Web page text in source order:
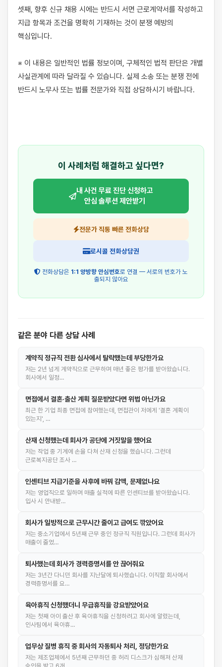
셋째, 향후 신규 채용 시에는 반드시 서면 근로계약서를 작성하고
지급 항목과 조건을 명확히 기재하는 것이 분쟁 예방의
핵심입니다.
※ 이 내용은 일반적인 법률 정보이며, 구체적인 법적 판단은 개별
사실관계에 따라 달라질 수 있습니다. 실제 소송 또는 분쟁 전에
반드시 노무사 또는 법률 전문가와 직접 상담하시기 바랍니다.
이 사례처럼 해결하고 싶다면?
내 사건 무료 진단 신청하고
안심 솔루션 제안받기
전문가 직통 빠른 전화상담
로시콜 전화상담권
전화상담은 1:1 양방향 안심번호로 연결 — 서로의 번호가 노
출되지 않아요
같은 분야 다른 상담 사례
계약직 정규직 전환 심사에서 탈락했는데 부당한가요
저는 2년 넘게 계약직으로 근무하며 매년 좋은 평가를 받아왔습니다.
회사에서 일정…
면접에서 결혼·출산 계획 질문받았다면 위법 아닌가요
최근 한 기업 최종 면접에 참여했는데, 면접관이 저에게 '결혼 계획이
있는지', …
산재 신청했는데 회사가 공단에 거짓말을 했어요
저는 작업 중 기계에 손을 다쳐 산재 신청을 했습니다. 그런데
근로복지공단 조사 …
인센티브 지급기준을 사후에 바꿔 감액, 문제없나요
저는 영업직으로 일하며 매출 실적에 따른 인센티브를 받아왔습니다.
입사 시 안내받…
회사가 일방적으로 근무시간 줄이고 급여도 깎았어요
저는 중소기업에서 5년째 근무 중인 정규직 직원입니다. 그런데 회사가
매출이 줄었…
퇴사했는데 회사가 경력증명서를 안 끊어줘요
저는 3년간 다니던 회사를 지난달에 퇴사했습니다. 이직할 회사에서
경력증명서를 요…
육아휴직 신청했더니 무급휴직을 강요받았어요
저는 첫째 아이 출산 후 육아휴직을 신청하려고 회사에 알렸는데,
인사팀에서 육아휴…
업무상 질병 휴직 중 회사의 자동퇴사 처리, 정당한가요
저는 제조업체에서 5년째 근무하던 중 허리 디스크가 심해져 산재